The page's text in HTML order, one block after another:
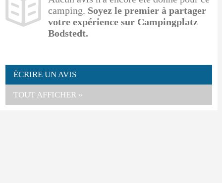
camping. Soyez le premier à partager
votre expérience sur Campingplatz
Bodstedt.
ÉCRIRE UN AVIS
TOUT AFFICHER »